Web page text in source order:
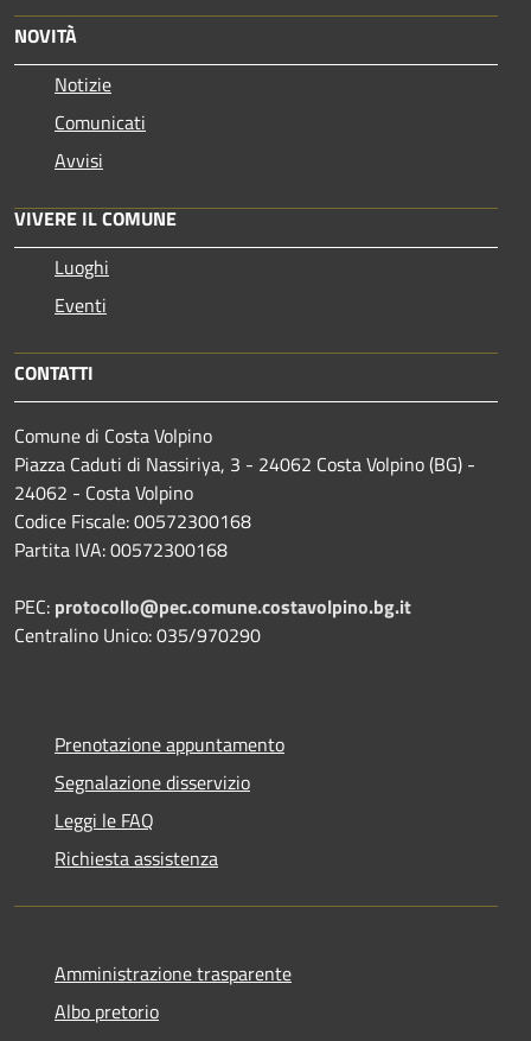
NOVITÀ
Notizie
Comunicati
Avvisi
VIVERE IL COMUNE
Luoghi
Eventi
CONTATTI
Comune di Costa Volpino
Piazza Caduti di Nassiriya, 3 - 24062 Costa Volpino (BG) -
24062 - Costa Volpino
Codice Fiscale: 00572300168
Partita IVA: 00572300168
PEC: protocollo@pec.comune.costavolpino.bg.it
Centralino Unico: 035/970290
Prenotazione appuntamento
Segnalazione disservizio
Leggi le FAQ
Richiesta assistenza
Amministrazione trasparente
Albo pretorio